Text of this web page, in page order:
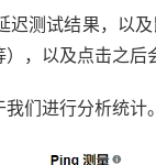
测试结果，以
，以及点击之后
们进行分析统计。